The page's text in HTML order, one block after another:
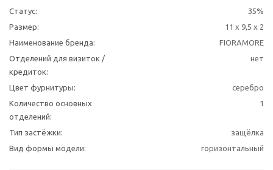
Статус:
35%
Размер:
11 x 9,5 x 2
Наименование бренда:
FIORAMORE
Отделений для визиток /
кредиток:
нет
Цвет фурнитуры:
серебро
Количество основных
отделений:
1
Тип застёжки:
защёлка
Вид формы модели:
горизонтальный